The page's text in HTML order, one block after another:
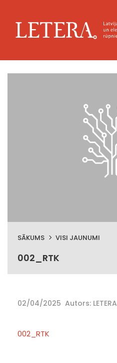
SĀKUMS VISI JAUNUMI
002_RTK
02/04/2025 Autors: LETERA
002_RTK